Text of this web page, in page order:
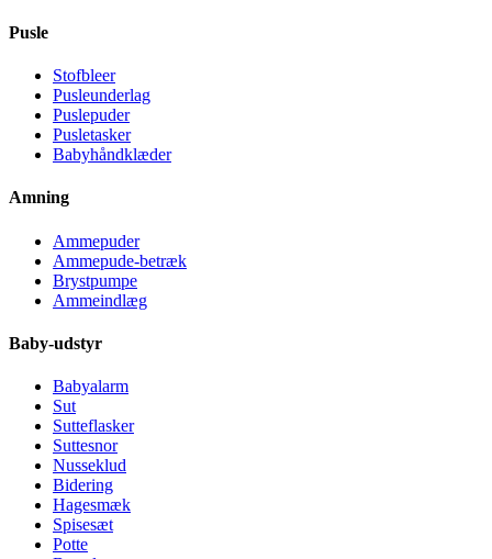
Pusle
Stofbleer
Pusleunderlag
Puslepuder
Pusletasker
Babyhåndklæder
Amning
Ammepuder
Ammepude-betræk
Brystpumpe
Ammeindlæg
Baby-udstyr
Babyalarm
Sut
Sutteflasker
Suttesnor
Nusseklud
Bidering
Hagesmæk
Spisesæt
Potte